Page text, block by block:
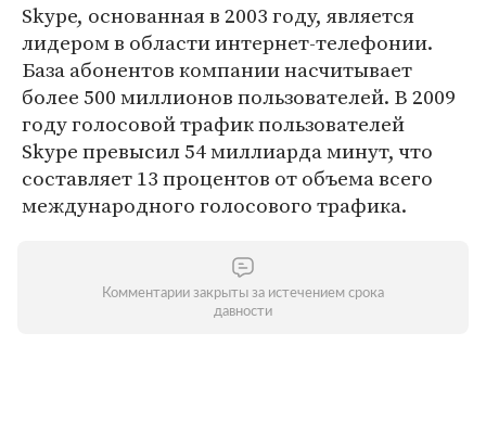
Skype, основанная в 2003 году, является
лидером в области интернет-телефонии.
База абонентов компании насчитывает
более 500 миллионов пользователей. В 2009
году голосовой трафик пользователей
Skype превысил 54 миллиарда минут, что
составляет 13 процентов от объема всего
международного голосового трафика.
Комментарии закрыты за истечением срока
давности